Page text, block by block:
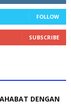
FOLLOW
SUBSCRIBE
DENGAN